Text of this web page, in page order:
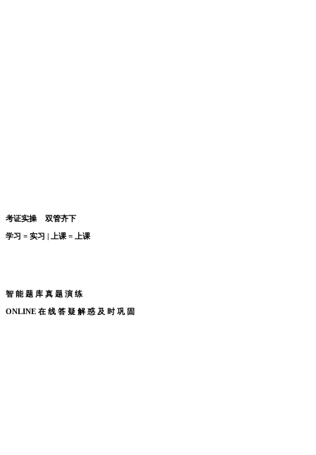
考证实操 双管齐下
学习 = 实习 | 上课 = 上课
智 能 题 库 真 题 演 练
ONLINE 在 线 答 疑 解 惑 及 时 巩 固